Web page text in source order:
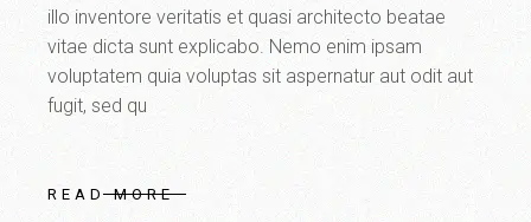
illo inventore veritatis et quasi architecto beatae
vitae dicta sunt explicabo. Nemo enim ipsam
voluptatem quia voluptas sit aspernatur aut odit aut
fugit, sed qu
READ MORE